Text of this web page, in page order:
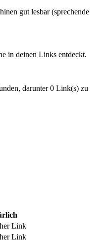
gut lesbar (sprechende
in deinen Links entdeckt.
darunter 0 Link(s) zu
Link
Link